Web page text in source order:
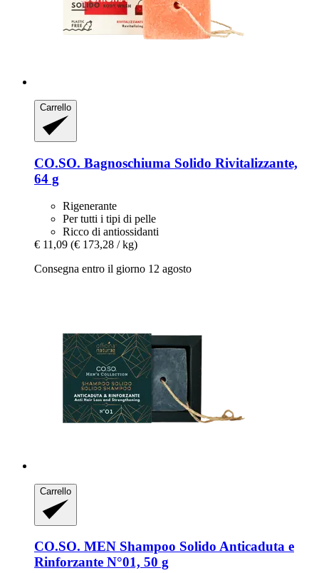
Carrello
CO.SO. Bagnoschiuma Solido Rivitalizzante,
64 g
Rigenerante
Per tutti i tipi di pelle
Ricco di antiossidanti
€ 11,09 (€ 173,28 / kg)
Consegna entro il giorno 12 agosto
Carrello
CO.SO. MEN Shampoo Solido Anticaduta e
Rinforzante N°01, 50 g